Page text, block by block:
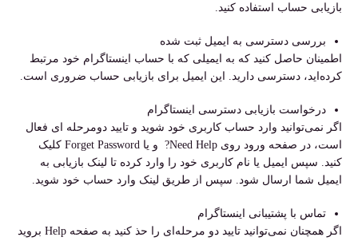
بازیابی حساب استفاده کنید.
بررسی دسترسی به ایمیل ثبت شده
اطمینان حاصل کنید که به ایمیلی که با حساب اینستاگرام خود مرتبط
کرده‌اید، دسترسی دارید. این ایمیل برای بازیابی حساب ضروری است.
درخواست بازیابی دسترسی اینستاگرام
اگر نمی‌توانید وارد حساب کاربری خود شوید و تایید دومرحله ای فعال
است، در صفحه ورود روی Need Help? و یا Forget Password کلیک
کنید. سپس ایمیل یا نام کاربری خود را وارد کرده تا لینک بازیابی به
ایمیل شما ارسال شود. سپس از طریق لینک وارد حساب خود شوید.
تماس با پشتیبانی اینستاگرام
اگر همچنان نمی‌توانید تایید دو مرحله‌ای را حذ کنید به صفحه Help بروید